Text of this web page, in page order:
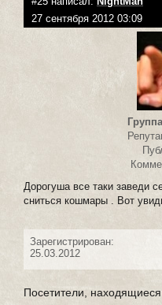
27 сентября 2012 03:09
Группа
Дорогуша все таки заведи
сниться кошмары . Вот
Зарегистрирован:
25.03.2012
Посетители, находящиеся